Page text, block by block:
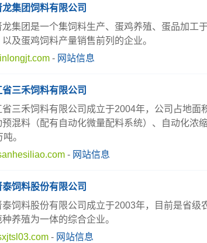
龙集团饲料有限公司
龙集团是一个集饲料生产、蛋鸡养殖、蛋品加工
及蛋鸡饲料产量销售前列的企业。
- 网站信息
三禾饲料有限公司
省三禾饲料有限公司成立于2004年，公司占地
预混料（配有自动化微量配料系统）、自动化浓
。
- 网站信息
泰饲料股份有限公司
泰饲料股份有限公司成立于2003年，目前是省
养殖为一体的综合企业。
- 网站信息